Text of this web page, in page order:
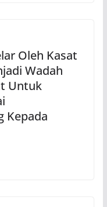
Oleh Kasat
Wadah
Untuk
Kepada